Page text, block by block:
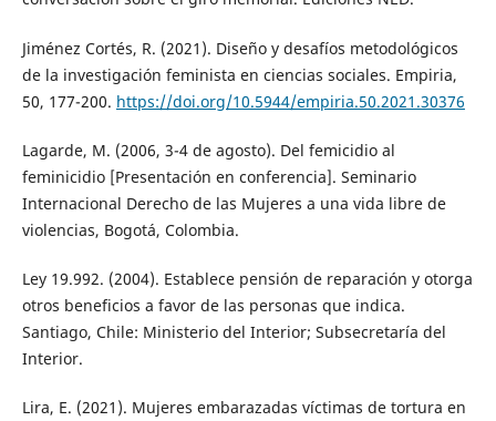
Jiménez Cortés, R. (2021). Diseño y desafíos metodológicos
de la investigación feminista en ciencias sociales. Empiria,
50, 177-200. https://doi.org/10.5944/empiria.50.2021.30376
Lagarde, M. (2006, 3-4 de agosto). Del femicidio al
feminicidio [Presentación en conferencia]. Seminario
Internacional Derecho de las Mujeres a una vida libre de
violencias, Bogotá, Colombia.
Ley 19.992. (2004). Establece pensión de reparación y otorga
otros beneficios a favor de las personas que indica.
Santiago, Chile: Ministerio del Interior; Subsecretaría del
Interior.
Lira, E. (2021). Mujeres embarazadas víctimas de tortura en